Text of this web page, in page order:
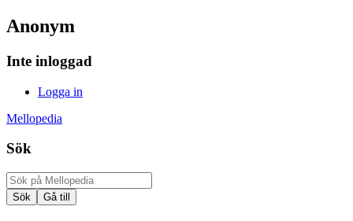
Anonym
Inte inloggad
Logga in
Mellopedia
Sök